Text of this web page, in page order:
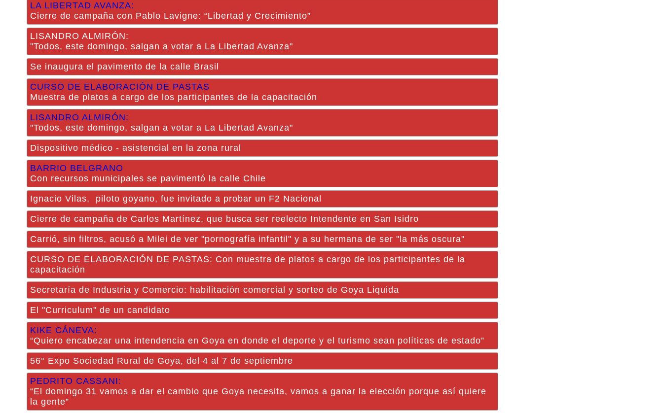
LA LIBERTAD AVANZA:
Cierre de campaña con Pablo Lavigne: “Libertad y Crecimiento”
LISANDRO ALMIRÓN:
"Todos, este domingo, salgan a votar a La Libertad Avanza"
Se inaugura el pavimento de la calle Brasil
CURSO DE ELABORACIÓN DE PASTAS
Muestra de platos a cargo de los participantes de la capacitación
LISANDRO ALMIRÓN:
"Todos, este domingo, salgan a votar a La Libertad Avanza"
Dispositivo médico - asistencial en la zona rural
BARRIO BELGRANO
Con recursos municipales se pavimentó la calle Chile
Ignacio Vilas, piloto goyano, fue invitado a probar un F2 Nacional
Cierre de campaña de Carlos Martínez, que busca ser reelecto Intendente en San Isidro
Carrió, sin filtros, acusó a Milei de ver "pornografía infantil" y a su hermana de ser "la más oscura"
CURSO DE ELABORACIÓN DE PASTAS: Con muestra de platos a cargo de los participantes de la
capacitación
Secretaría de Industria y Comercio: habilitación comercial y sorteo de Goya Liquida
El "Curriculum" de un candidato
KIKE CÁNEVA:
“Quiero encabezar una intendencia en Goya en donde el deporte y el turismo sean políticas de estado”
56° Expo Sociedad Rural de Goya, del 4 al 7 de septiembre
PEDRITO CASSANI:
“El domingo 31 vamos a dar el cambio que Goya necesita, vamos a ganar la elección porque así quiere
la gente”